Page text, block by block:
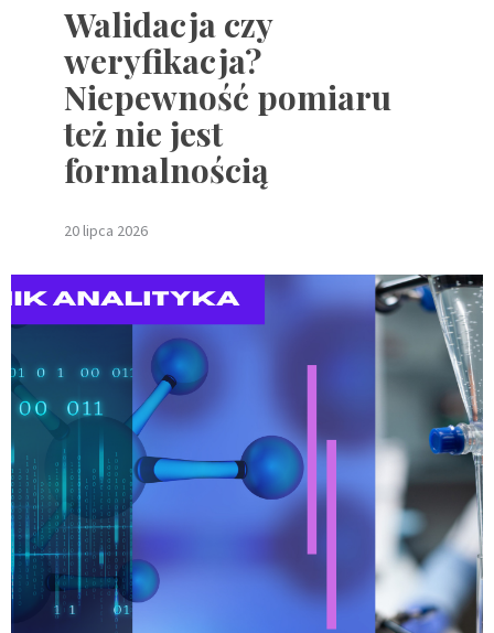
Walidacja czy
weryfikacja?
Niepewność pomiaru
też nie jest
formalnością
20 lipca 2026